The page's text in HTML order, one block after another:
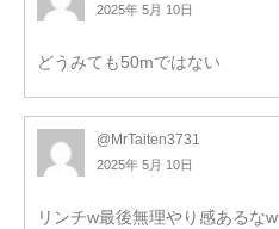
2025年 5月 10日
どうみても50mではない
@MrTaiten3731
2025年 5月 10日
リンチw最後無理やり感あるなw